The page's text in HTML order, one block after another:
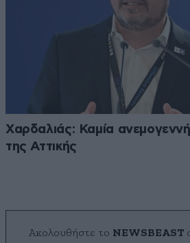
Χαρδαλιάς: Καμία
της Αττικής
Ακολουθήστε το NEWSBEAST